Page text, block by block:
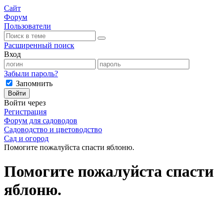
Сайт
Форум
Пользователи
Расширенный поиск
Вход
Забыли пароль?
Запомнить
Войти
Войти через
Регистрация
Форум для садоводов
Садоводство и цветоводство
Сад и огород
Помогите пожалуйста спасти яблоню.
Помогите пожалуйста спасти
яблоню.